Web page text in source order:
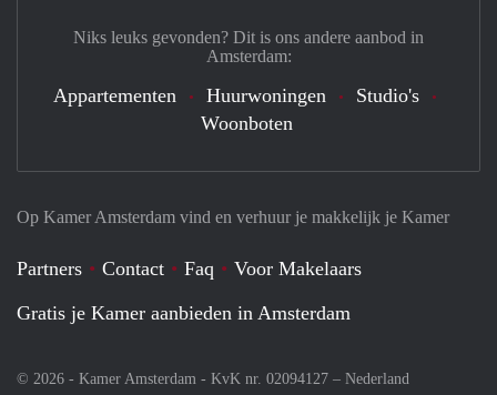
Op Kamer Amsterdam vind en verhuur je makkelijk je Kamer
Partners Contact Faq
Voor Makelaars
Gratis je Kamer aanbieden in Amsterdam
© 2026 - Kamer Amsterdam - KvK nr. 02094127 – Nederland
Niks leuks gevonden? Dit is ons andere aanbod in
Amsterdam:
Appartementen Huurwoningen
Studio's
Woonboten